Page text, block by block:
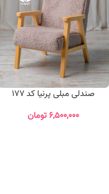
صندلی مبلی پرنیا کد 177
۶,۵۰۰,۰۰۰تومان